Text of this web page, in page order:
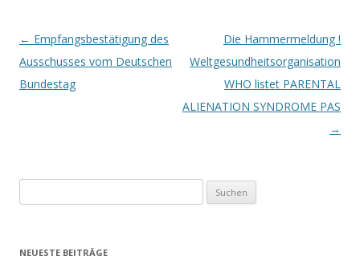
Beitrags-
Navigation
← Empfangsbestätigung des
Ausschusses vom Deutschen
Bundestag
Die Hammermeldung !
Weltgesundheitsorganisation
WHO listet PARENTAL
ALIENATION SYNDROME PAS
→
nach:
NEUESTE BEITRÄGE